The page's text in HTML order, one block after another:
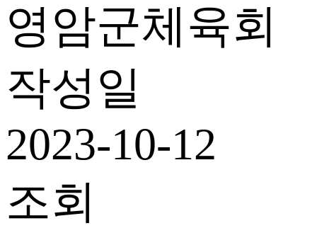
영암군체육회
작성일
2023-10-12
조회